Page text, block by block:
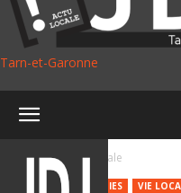
Tarn-et-Garonne
Accueil Vie Locale
CULTURE SORTIES VIE